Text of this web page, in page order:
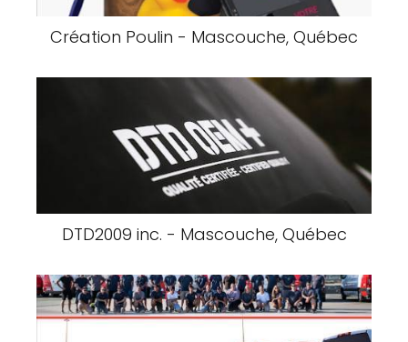
Création Poulin - Mascouche, Québec
DTD2009 inc. - Mascouche, Québec